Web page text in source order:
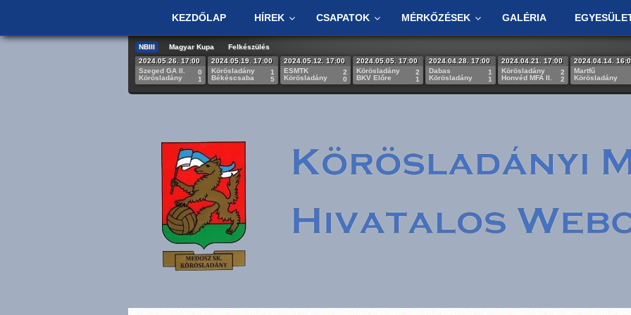
KEZDŐLAP HÍREK CSAPATOK MÉRKŐZÉSEK GALÉRIA
NBIII Magyar Kupa
Felkészülés
2024.05.26. 17:00
Szeged GA II.
Körösladány
0
1
2024.05.19. 17:00
Körösladány
Békéscsaba
1
5
2024.05.12. 17:00
ESMTK
Körösladány
2
0
2024.05.05. 17:00
Körösladány
BKV Előre
2
1
2024.04.28. 17:00
Dabas
Körösladány
1
1
2024.04.21. 17:00
Körösladány
Honvéd MFA II.
2
2
2024.04.14.
Martfű
Körösladány